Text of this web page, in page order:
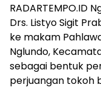
RADARTEMPO.ID
Drs. Listyo Sigit
ke makam
Nglundo,
sebagai bentuk
perjuangan tokoh